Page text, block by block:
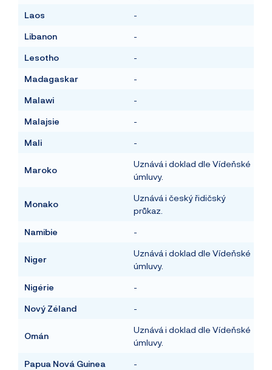
Laos -
Libanon -
Lesotho -
Madagaskar -
Malawi -
Malajsie -
Mali -
Maroko
Uznává i doklad dle Vídeňské
úmluvy.
Monako
Uznává i český řidičský
průkaz.
Namibie -
Niger
Uznává i doklad dle Vídeňské
úmluvy.
Nigérie -
Nový Zéland -
Omán
Uznává i doklad dle Vídeňské
úmluvy.
Papua Nová Guinea -